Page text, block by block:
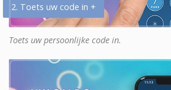
2. Toets uw code in +
Toets uw persoonlijke code in.